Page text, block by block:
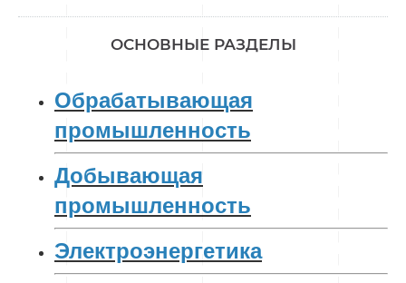
ОСНОВНЫЕ РАЗДЕЛЫ
Обрабатывающая
промышленность
Добывающая
промышленность
Электроэнергетика